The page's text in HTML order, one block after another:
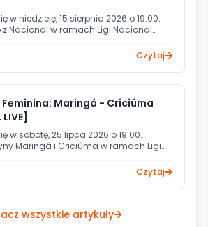
w niedzielę, 15 sierpnia 2026 o 19:00.
z Nacional w ramach Ligi Nacional
Czytaj
Maringá - Criciúma
w sobotę, 25 lipca 2026 o 19:00.
Maringá i Criciúma w ramach Ligi
Czytaj
wszystkie artykuły